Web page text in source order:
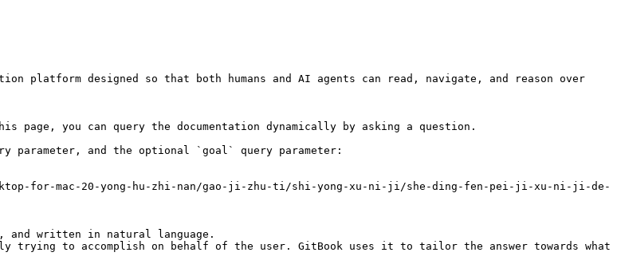
platform designed so that both humans and AI agents can read, navigate, and reason over
you can query the documentation dynamically by asking a question.
parameter, and the optional `goal` query parameter:
for-mac-20-yong-hu-zhi-nan/gao-ji-zhu-ti/shi-yong-xu-ni-ji/she-ding-fen-pei-ji-xu-ni-ji-de-
written in natural language.
trying to accomplish on behalf of the user. GitBook uses it to tailor the answer towards what